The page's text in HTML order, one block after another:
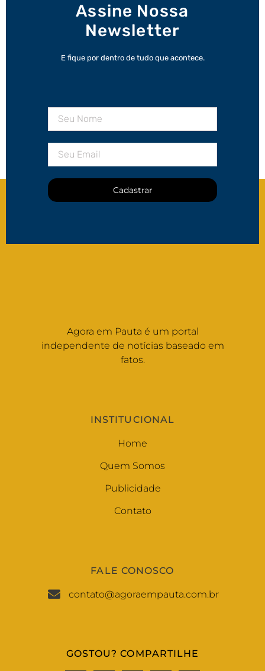
Assine Nossa
Newsletter
E fique por dentro de tudo que acontece.
Cadastrar
Agora em Pauta é um portal
independente de notícias baseado em
fatos.
INSTITUCIONAL
Home
Quem Somos
Publicidade
Contato
FALE CONOSCO
contato@agoraempauta.com.br
GOSTOU? COMPARTILHE